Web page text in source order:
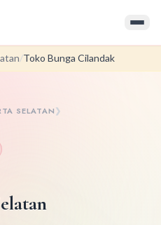
/Toko Bunga Cilandak
SELATAN❯